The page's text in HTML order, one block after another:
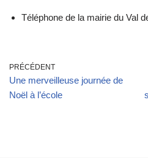
Téléphone de la mairie du Val
PRÉCÉDENT
Une merveilleuse journée de
Noël à l’école